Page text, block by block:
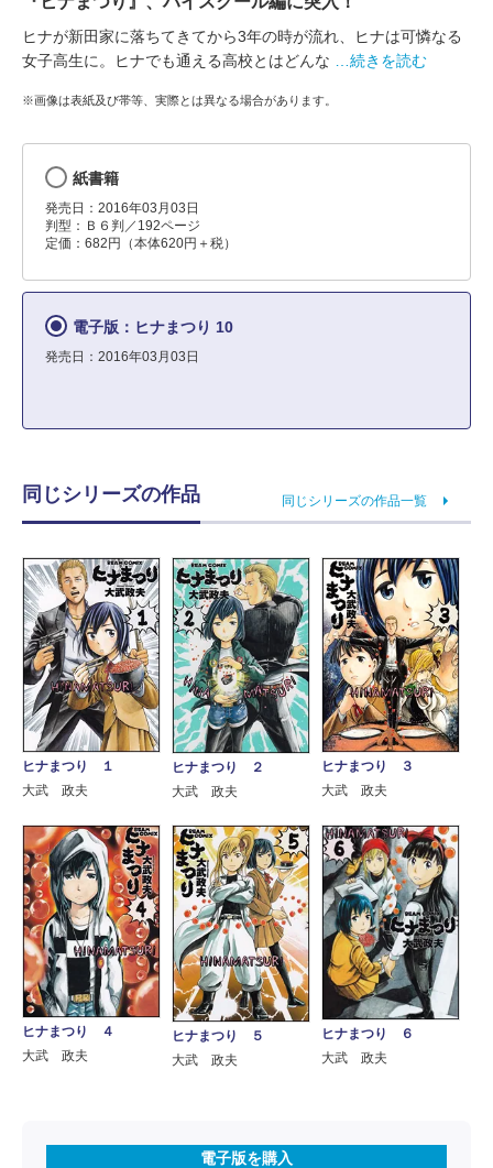
ヒナが新田家に落ちてきてから3年の時が流れ、ヒナは可憐なる
女子高生に。ヒナでも通える高校とはどんな
…続きを読む
※画像は表紙及び帯等、実際とは異なる場合があります。
紙書籍
発売日：2016年03月03日
判型：Ｂ６判／192ページ
定価：682円（本体620円＋税）
電子版：ヒナまつり 10
発売日：2016年03月03日
同じシリーズの作品 同じシリーズの作品一覧
ヒナまつり １
大武 政夫
ヒナまつり ２
大武 政夫
ヒナまつり ３
大武 政夫
ヒナまつり ４
大武 政夫
ヒナまつり ５
大武 政夫
ヒナまつり ６
大武 政夫
電子版を購入